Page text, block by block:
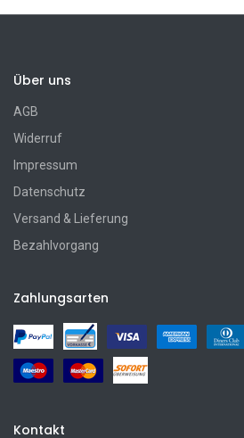
Über uns
AGB
Widerruf
Impressum
Datenschutz
Versand & Lieferung
Bezahlvorgang
Zahlungsarten
Kontakt